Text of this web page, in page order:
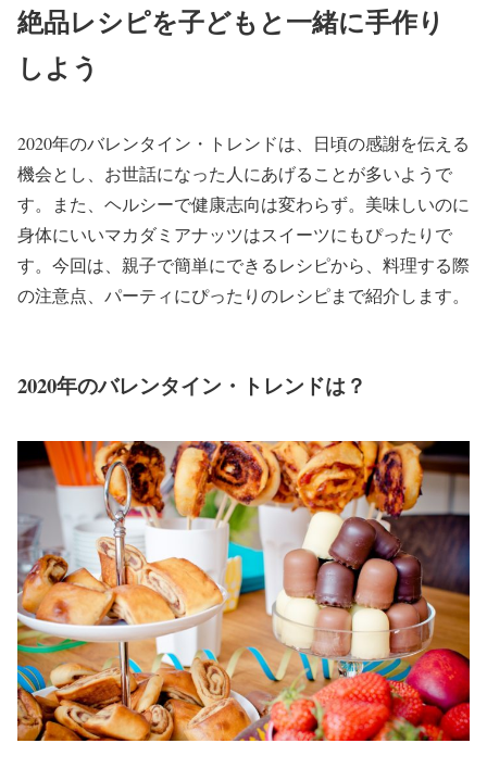
絶品レシピを子どもと一緒に手作り
しよう
2020年のバレンタイン・トレンドは、日頃の感謝を伝える
機会とし、お世話になった人にあげることが多いようで
す。また、ヘルシーで健康志向は変わらず。美味しいのに
身体にいいマカダミアナッツはスイーツにもぴったりで
す。今回は、親子で簡単にできるレシピから、料理する際
の注意点、パーティにぴったりのレシピまで紹介します。
2020年のバレンタイン・トレンドは？